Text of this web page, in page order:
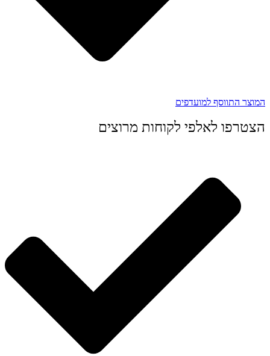
המוצר התווסף למועדפים
הצטרפו לאלפי לקוחות מרוצים